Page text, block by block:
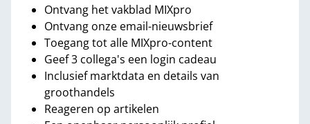
Ontvang het vakblad MIXpro
Ontvang onze email-nieuwsbrief
Toegang tot alle MIXpro-content
Geef 3 collega's een login cadeau
Inclusief marktdata en details van
groothandels
Reageren op artikelen